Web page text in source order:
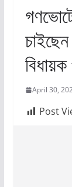
চাইছেন
April 30,
Post